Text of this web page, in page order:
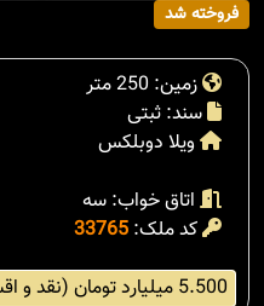
فروخته شد
زمین: 250 متر
سند: ثبتی
ویلا دوبلکس
اتاق خواب: سه
کد ملک: 33765
5.500 میلیارد تومان (نقد و اقساط)